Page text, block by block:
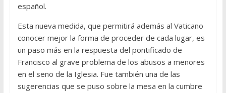
español.
Esta nueva medida, que permitirá además al Vaticano
conocer mejor la forma de proceder de cada lugar, es
un paso más en la respuesta del pontificado de
Francisco al grave problema de los abusos a menores
en el seno de la Iglesia. Fue también una de las
sugerencias que se puso sobre la mesa en la cumbre